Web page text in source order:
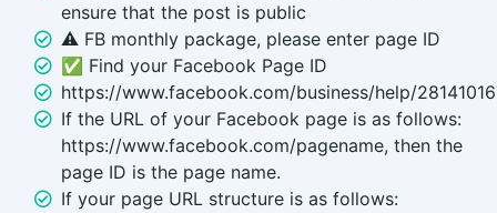
ensure that the post is public
⚠️ FB monthly package, please enter page ID
✅ Find your Facebook Page ID
https://www.facebook.com/business/help/
If the URL of your Facebook page is as follows:
https://www.facebook.com/pagename, then the
page ID is the page name.
If your page URL structure is as follows: